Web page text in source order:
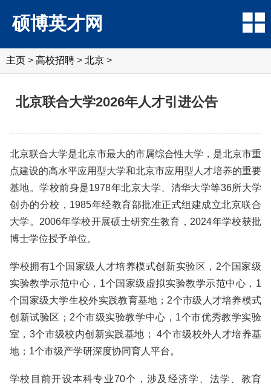
硕博英才网
主页 > 高校招聘 > 北京 >
北京联合大学2026年人才引进公告
北京联合大学是北京市最大的市属综合性大学，是北京市重
点建设的高水平应用型大学和北京市应用型人才培养的重要
基地。学校前身是1978年北京大学、清华大学等36所大学
创办的分校，1985年经教育部批准正式组建成立北京联合
大学。2006年学校开展硕士研究生教育，2024年学校获批
博士学位授予单位。
学校拥有1个国家级人才培养模式创新实验区，2个国家级
实验教学示范中心，1个国家级虚拟实验教学示范中心，1
个国家级大学生校外实践教育基地；2个市级人才培养模式
创新试验区；2个市级实验教学中心，1个市优秀教学实验
室，3个市级校内创新实践基地； 4个市级校外人才培养基
地；1个市级产学研深度协同育人平台。
学校目前开设本科专业70个，涉及经济学、法学、教育